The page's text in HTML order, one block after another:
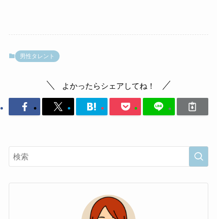
男性タレント
よかったらシェアしてね！